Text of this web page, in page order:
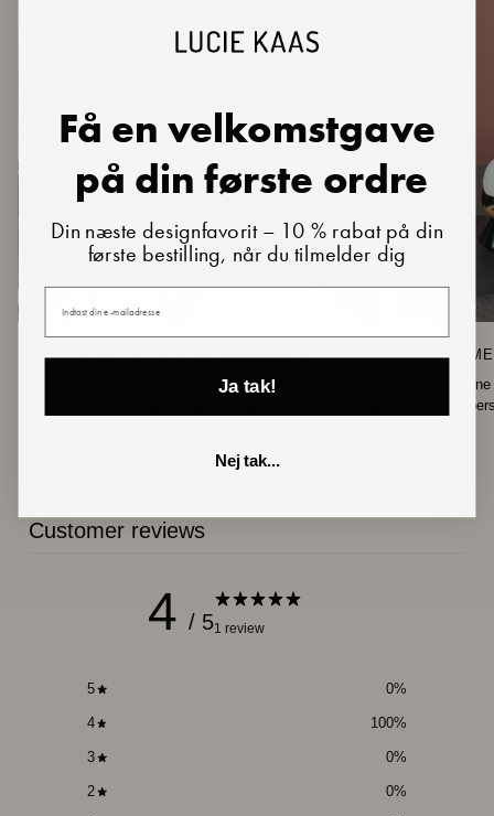
GIVE DIT MORGENMADSBORD
Alle vil
Customer reviews
4 / 51 review
5 0%
4 100%
3 0%
2 0%
Få en velkomstgave
på din første ordre
Din næste designfavorit – 10 % rabat på din
første bestilling, når du tilmelder dig
Din e-mail
Ja tak!
Nej tak...